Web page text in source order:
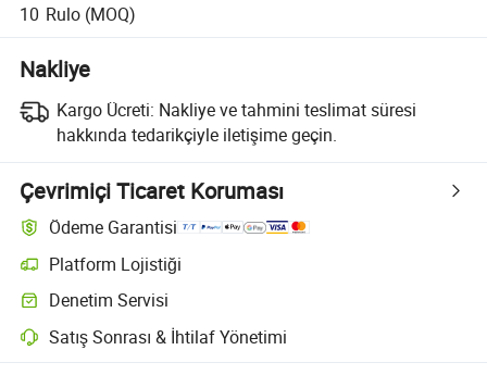
10 Rulo (MOQ)
Nakliye
Kargo Ücreti: Nakliye ve tahmini teslimat süresi
hakkında tedarikçiyle iletişime geçin.
Çevrimiçi Ticaret Koruması
Ödeme Garantisi
Platform Lojistiği
Denetim Servisi
Satış Sonrası & İhtilaf Yönetimi